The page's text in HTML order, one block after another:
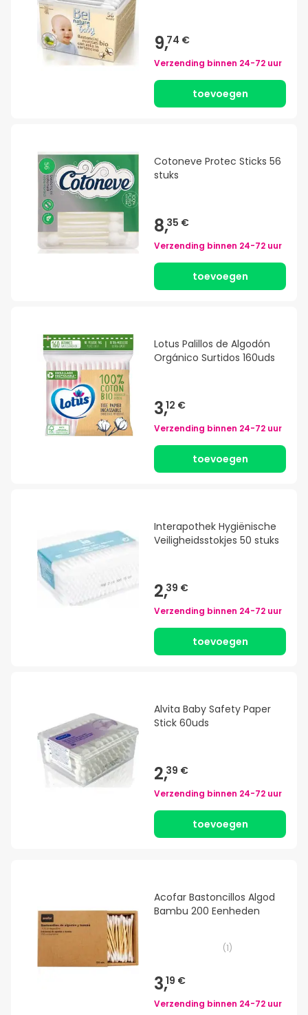
9,74 €
Verzending binnen 24-72 uur
toevoegen
Cotoneve Protec Sticks 56
stuks
8,35 €
Verzending binnen 24-72 uur
toevoegen
Lotus Palillos de Algodón
Orgánico Surtidos 160uds
3,12 €
Verzending binnen 24-72 uur
toevoegen
Interapothek Hygiënische
Veiligheidsstokjes 50 stuks
2,39 €
Verzending binnen 24-72 uur
toevoegen
Alvita Baby Safety Paper
Stick 60uds
2,39 €
Verzending binnen 24-72 uur
toevoegen
Acofar Bastoncillos Algod
Bambu 200 Eenheden
(1)
3,19 €
Verzending binnen 24-72 uur